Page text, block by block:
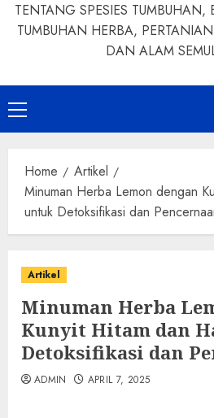
TENTANG SPESIES
TUMBUHAN HERBA,
DAN ALAM
Primary
Menu
Home
Artikel
Minuman Herba Lemon dengan
untuk Detoksifikasi dan
Artikel
Minuman Herba
Kunyit Hitam dan
Detoksifikasi dan
ADMIN APRIL 7, 2025